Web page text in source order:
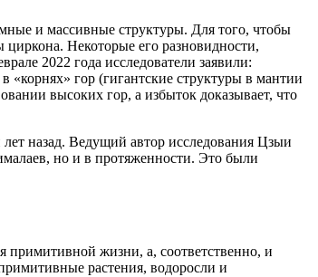
и массивные структуры. Для того, чтобы
Некоторые его разновидности,
2022 года исследователи заявили:
гор (гигантские структуры в мантии
высоких гор, а избыток доказывает, что
назад. Ведущий автор исследования Цзыи
но и в протяженности. Это были
примитивной жизни, а, соответственно, и
растения, водоросли и